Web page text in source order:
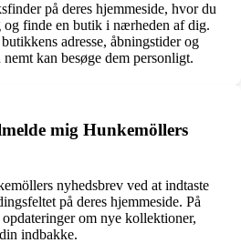
på deres hjemmeside, hvor du
og finde en butik i nærheden af dig.
adresse, åbningstider og
kan besøge dem personligt.
mig Hunkemöllers
nyhedsbrev ved at indtaste
på deres hjemmeside. På
om nye kollektioner,
indbakke.